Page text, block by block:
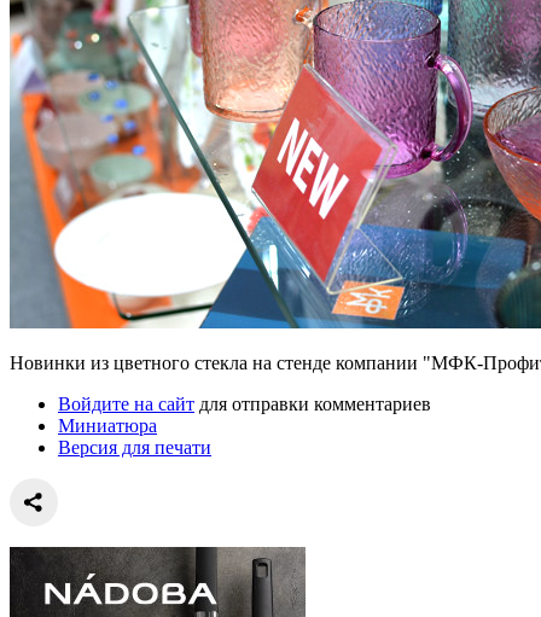
Новинки из цветного стекла на стенде компании "МФК-
Войдите на сайт для отправки комментариев
Миниатюра
Версия для печати